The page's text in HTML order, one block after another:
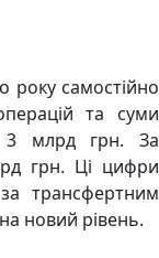
року самостійно
та суми
3 млрд грн. За
грн. Ці цифри
трансфертним
новий рівень.